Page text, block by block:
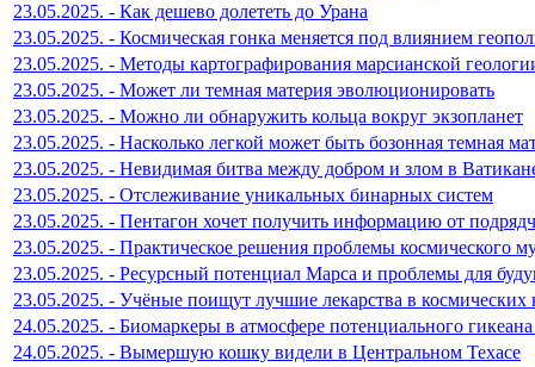
23.05.2025. - Как дешево долететь до Урана
23.05.2025. - Космическая гонка меняется под влиянием
23.05.2025. - Методы картографирования марсианской
23.05.2025. - Может ли темная материя эволюционировать
23.05.2025. - Можно ли обнаружить кольца вокруг экзопланет
23.05.2025. - Насколько легкой может быть бозонная темная
23.05.2025. - Невидимая битва между добром и злом в
23.05.2025. - Отслеживание уникальных бинарных систем
23.05.2025. - Пентагон хочет получить информацию от
23.05.2025. - Практическое решения проблемы космического
23.05.2025. - Ресурсный потенциал Марса и проблемы для
23.05.2025. - Учёные поищут лучшие лекарства в космических
24.05.2025. - Биомаркеры в атмосфере потенциального
24.05.2025. - Вымершую кошку видели в Центральном Техасе